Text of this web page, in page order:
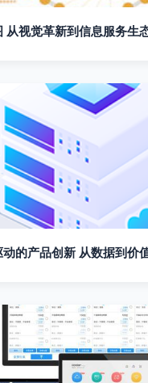
从视觉革新到信息服务生
的产品创新 从数据到价